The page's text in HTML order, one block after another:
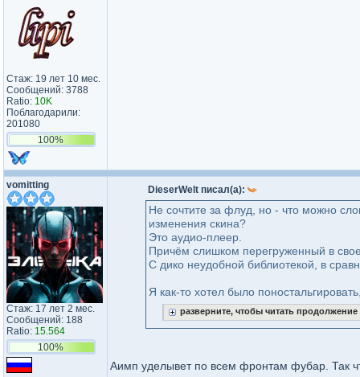
Стаж: 19 лет 10 мес.
Сообщений: 3788
Ratio: 10K
Поблагодарили:
201080
100%
vomitting
Стаж: 17 лет 2 мес.
Сообщений: 188
Ratio: 15.564
100%
DieserWelt писал(а):
Не сочтите за флуд, но - что можно
изменения скина?
Это аудио-плеер.
Причём слишком перегруженный в
С дико неудобной библиотекой, в
Я как-то хотел было
разверните, чтобы читать продолжение
Аимп уделывет по всем фронтам фубар. Так